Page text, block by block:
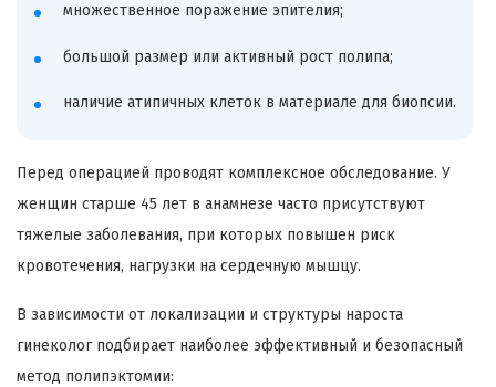
множественное поражение эпителия;
большой размер или активный рост полипа;
наличие атипичных клеток в материале для биопсии.
Перед операцией проводят комплексное обследование. У
женщин старше 45 лет в анамнезе часто присутствуют
тяжелые заболевания, при которых повышен риск
кровотечения, нагрузки на сердечную мышцу.
В зависимости от локализации и структуры нароста
гинеколог подбирает наиболее эффективный и безопасный
метод полипэктомии: